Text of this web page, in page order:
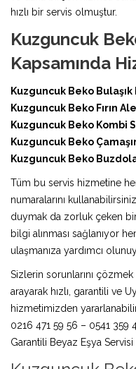
hızlı bir servis olmuştur.
Kuzguncuk
Kapsamında
Kuzguncuk Beko
Kuzguncuk Beko Fırın
Kuzguncuk Beko Kombi
Kuzguncuk Beko
Kuzguncuk Beko
Tüm bu servis hizmetine
numaralarını
duymak da zorluk çeken
bilgi alınması sağlanıyor
ulaşmanıza yardımcı
Sizlerin sorunlarını
arayarak hızlı, garantili ve
hizmetimizden
0216 471 59 56 – 0541
Garantili Beyaz Eşya Servisi